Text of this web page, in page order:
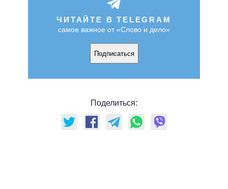
ЧИТАЙТЕ В TELEGRAM
самое важное от «Слово и дело»
Подписаться
Поделиться: